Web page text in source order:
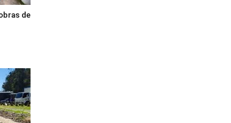
de